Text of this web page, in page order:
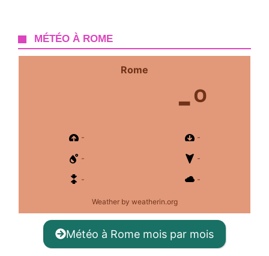
MÉTÉO À ROME
Rome
-º
- -
- -
- -
Weatherby weatherin.org
Météo à Rome mois par mois